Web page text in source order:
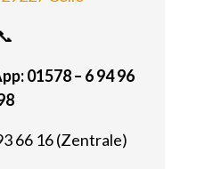
📞
01578 – 6 94 96
66 16 (Zentrale)